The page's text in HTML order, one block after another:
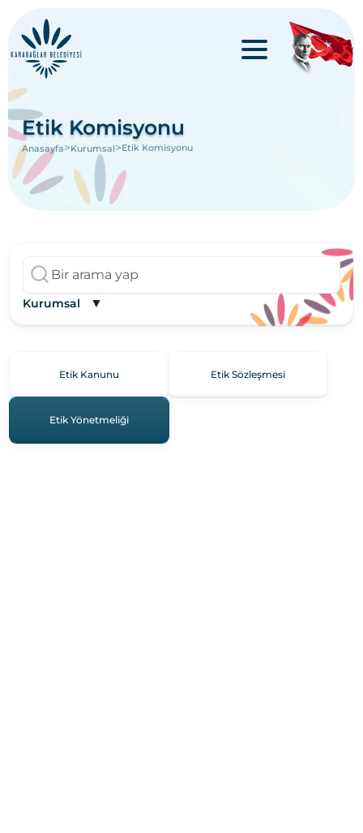
Etik Komisyonu
Anasayfa>Kurumsal>Etik Komisyonu
Kurumsal ▼
Etik Kanunu Etik Sözleşmesi
Etik Yönetmeliği